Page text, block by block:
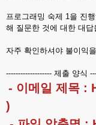
프로그래밍 숙제 1을 진
해 질문한 것에 대한 대
자주 확인하셔야 불이익
------------------- 제출 양식
- 이메일 제목 :
)